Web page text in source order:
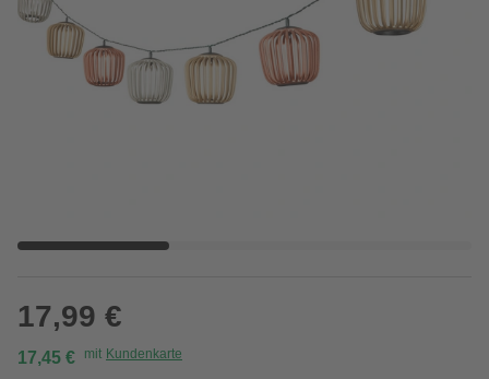
17,99 €
17,45 € mit Kundenkarte